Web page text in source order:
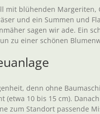
mit blühenden Margeriten,
und ein Summen und
sagen wir ade. Ein
zu einer schönen
denn ohne
10 bis 15 cm).
zum Standort passende